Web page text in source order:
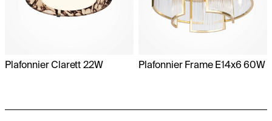
Plafonnier Clarett 22W Plafonnier Frame E14x6 60W